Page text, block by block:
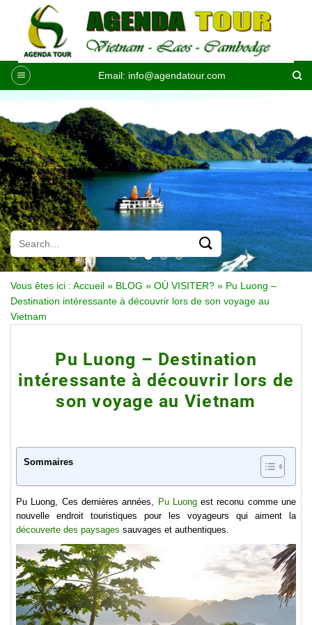
contenu
Email: info@agendatour.com
Vous êtes ici : Accueil » BLOG » OÙ VISITER? » Pu Luong –
Destination intéressante à découvrir lors de son voyage au
Vietnam
Pu Luong – Destination
intéressante à découvrir lors de
son voyage au Vietnam
Sommaires
Pu Luong, Ces dernières années, Pu Luongest reconu comme une
nouvelle endroit touristiques pour les voyageurs qui aiment la
découverte des paysages sauvages et authentiques.